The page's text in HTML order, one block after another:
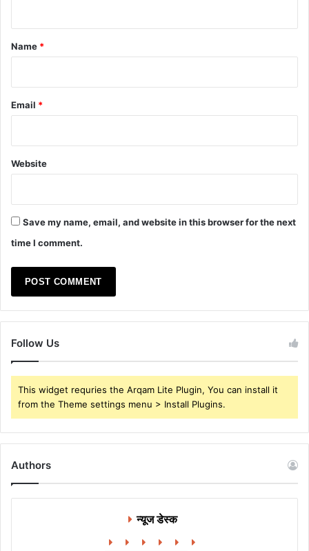
*
Name *
Email *
Website
Save my name, email, and website in this browser for the next
time I comment.
Follow Us
This widget requries the Arqam Lite Plugin, You can install it
from the Theme settings menu > Install Plugins.
Authors
न्यूज डेस्क